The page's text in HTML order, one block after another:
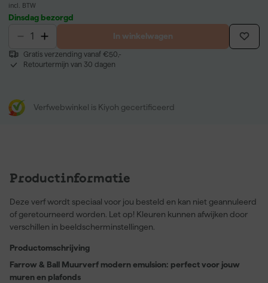
incl. BTW
Dinsdag bezorgd
In winkelwagen
Gratis verzending vanaf €50,-
Retourtermijn van 30 dagen
Verfwebwinkel is Kiyoh gecertificeerd
Productinformatie
Deze verf wordt speciaal voor jou besteld en kan niet geannuleerd
of geretourneerd worden. Let op! Kleuren kunnen afwijken door
verschillen in beeldscherminstellingen.
Productomschrijving
Farrow & Ball Muurverf modern emulsion: perfect voor jouw
muren en plafonds